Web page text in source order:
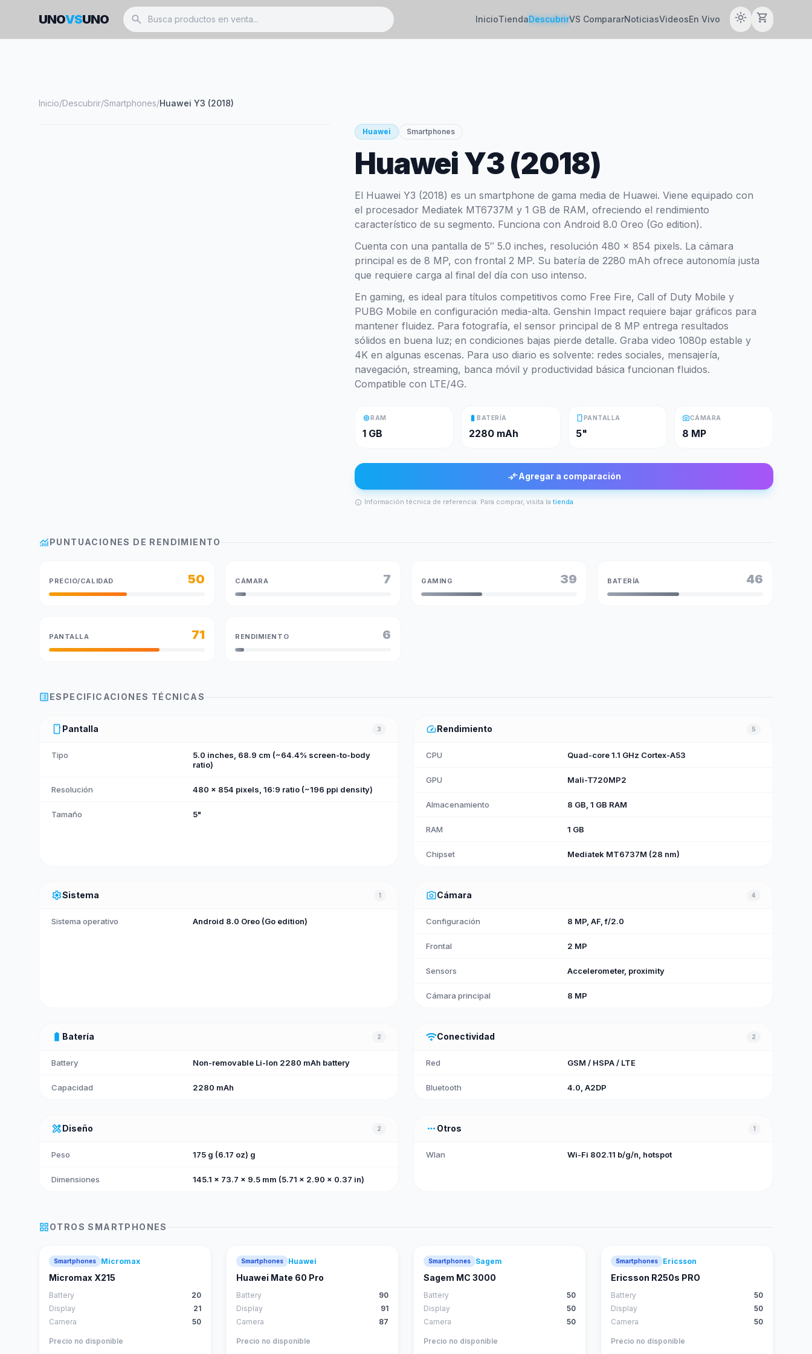
UNOVSUNO search InicioTiendaDescubrirVS CompararNoticiasVideosEn Vivo light_mode shopping_cart
Inicio/Descubrir/Smartphones/Huawei Y3 (2018)
Huawei Smartphones
Huawei Y3 (2018)
El Huawei Y3 (2018) es un smartphone de gama media de Huawei. Viene equipado con
el procesador Mediatek MT6737M y 1 GB de RAM, ofreciendo el rendimiento
característico de su segmento. Funciona con Android 8.0 Oreo (Go edition).
Cuenta con una pantalla de 5″ 5.0 inches, resolución 480 x 854 pixels. La cámara
principal es de 8 MP, con frontal 2 MP. Su batería de 2280 mAh ofrece autonomía justa
que requiere carga al final del día con uso intenso.
En gaming, es ideal para títulos competitivos como Free Fire, Call of Duty Mobile y
PUBG Mobile en configuración media-alta. Genshin Impact requiere bajar gráficos para
mantener fluidez. Para fotografía, el sensor principal de 8 MP entrega resultados
sólidos en buena luz; en condiciones bajas pierde detalle. Graba video 1080p estable y
4K en algunas escenas. Para uso diario es solvente: redes sociales, mensajería,
navegación, streaming, banca móvil y productividad básica funcionan fluidos.
Compatible con LTE/4G.
memoryRAM
1 GB
battery_fullBATERÍA
2280 mAh
smartphonePANTALLA
5"
photo_cameraCÁMARA
8 MP
compare_arrowsAgregar a comparación
info Información técnica de referencia. Para comprar, visita la tienda.
monitoringPUNTUACIONES DE RENDIMIENTO
PRECIO/CALIDAD 50 CÁMARA 7 GAMING 39 BATERÍA 46
PANTALLA 71 RENDIMIENTO 6
list_altESPECIFICACIONES TÉCNICAS
smartphone Pantalla 3
Tipo
5.0 inches, 68.9 cm (~64.4% screen-to-body
ratio)
Resolución 480 x 854 pixels, 16:9 ratio (~196 ppi density)
Tamaño 5"
speedRendimiento 5
CPU Quad-core 1.1 GHz Cortex-A53
GPU Mali-T720MP2
Almacenamiento 8 GB, 1 GB RAM
RAM 1 GB
Chipset Mediatek MT6737M (28 nm)
settingsSistema 1
Sistema operativo Android 8.0 Oreo (Go edition)
photo_cameraCámara 4
Configuración 8 MP, AF, f/2.0
Frontal 2 MP
Sensors Accelerometer, proximity
Cámara principal 8 MP
battery_full Batería 2
Battery Non-removable Li-Ion 2280 mAh battery
Capacidad 2280 mAh
wifiConectividad 2
Red GSM / HSPA / LTE
Bluetooth 4.0, A2DP
design_servicesDiseño 2
Peso 175 g (6.17 oz) g
Dimensiones 145.1 x 73.7 x 9.5 mm (5.71 x 2.90 x 0.37 in)
more_horiz Otros 1
Wlan Wi-Fi 802.11 b/g/n, hotspot
grid_viewOTROSSMARTPHONES
Smartphones Micromax
Micromax X215
Battery
20
Display
21
Camera
50
Precio no disponible
Smartphones Huawei
Huawei Mate 60 Pro
Battery
90
Display
91
Camera
87
Precio no disponible
Smartphones Sagem
Sagem MC 3000
Battery
50
Display
50
Camera
50
Precio no disponible
Smartphones Ericsson
Ericsson R250s PRO
Battery
50
Display
50
Camera
50
Precio no disponible